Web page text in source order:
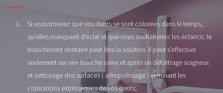
Si vous trouvez que vos dents se sont colorées dans le temps,
qu’elles manquent d’éclat et que vous souhaiteriez les éclaircir, le
blanchiment dentaire peut être la solution. Il peut s’effectuer
seulement sur une bouche saine et après un détartrage soigneux
et nettoyage des surfaces ( aéropolissage ) éliminant les
colorations extrinsèques de vos dents;